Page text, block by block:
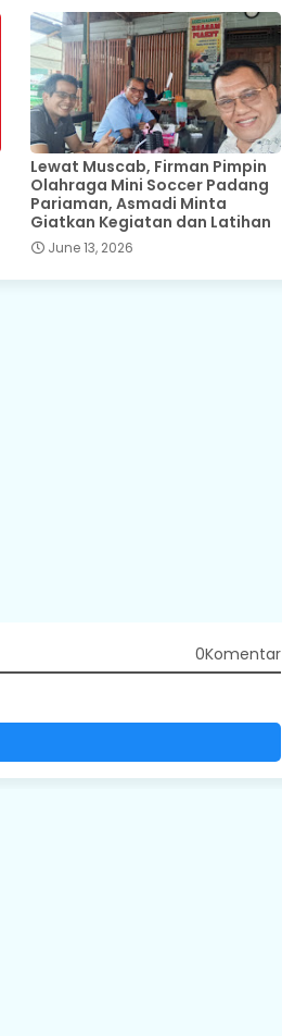
Lewat Muscab, Firman Pimpin
Olahraga Mini Soccer Padang
Pariaman, Asmadi Minta
Giatkan Kegiatan dan Latihan
June 13, 2026
0Komentar